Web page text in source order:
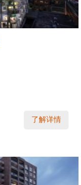
了解详情